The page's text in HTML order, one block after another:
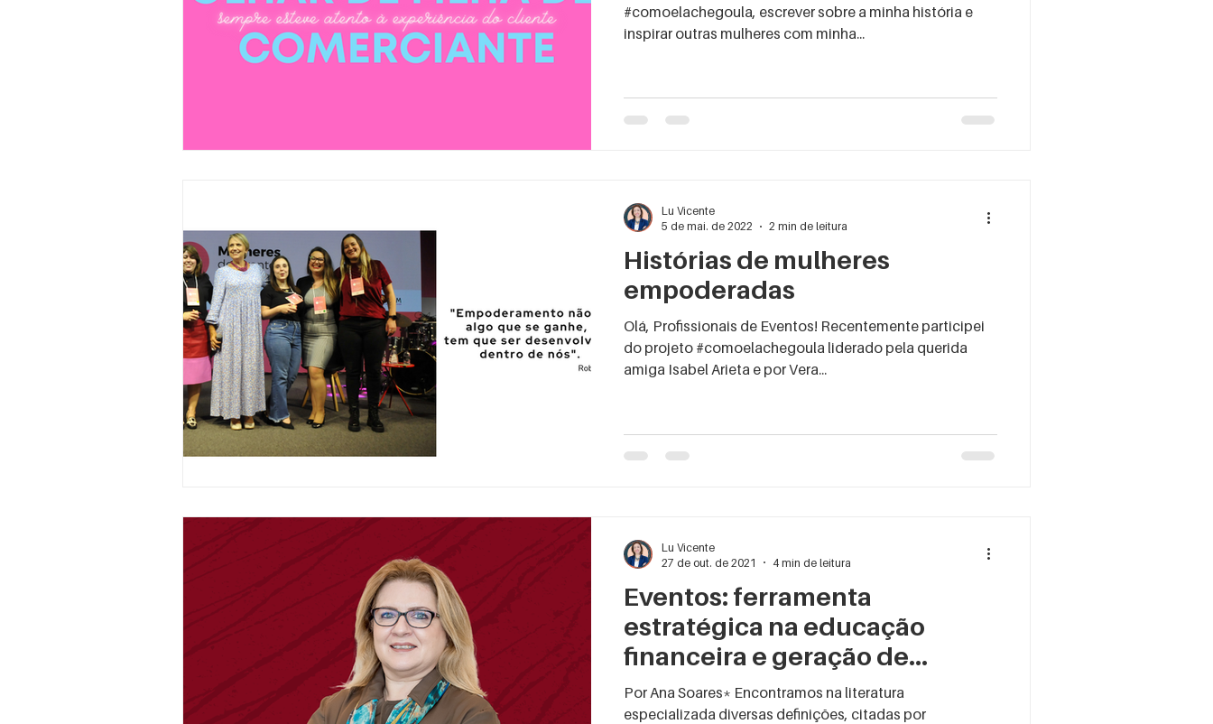
#comoelachegoula, escrever sobre a minha história e
inspirar outras mulheres com minha...
Histórias de mulheres
empoderadas
Olá, Profissionais de Eventos! Recentemente participei
do projeto #comoelachegoula liderado pela querida
amiga Isabel Arieta e por Vera...
Lu Vicente
5 de mai. de 2022
2 min de leitura
Eventos: ferramenta
estratégica na educação
financeira e geração de
negócios
Por Ana Soares* Encontramos na literatura
especializada diversas definições, citadas por
Lu Vicente
27 de out. de 2021
4 min de leitura